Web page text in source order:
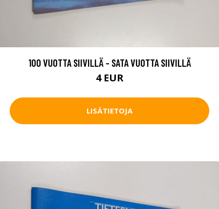
100 VUOTTA SIIVILLÄ - SATA VUOTTA SIIVILLÄ
4 EUR
LISÄTIETOJA